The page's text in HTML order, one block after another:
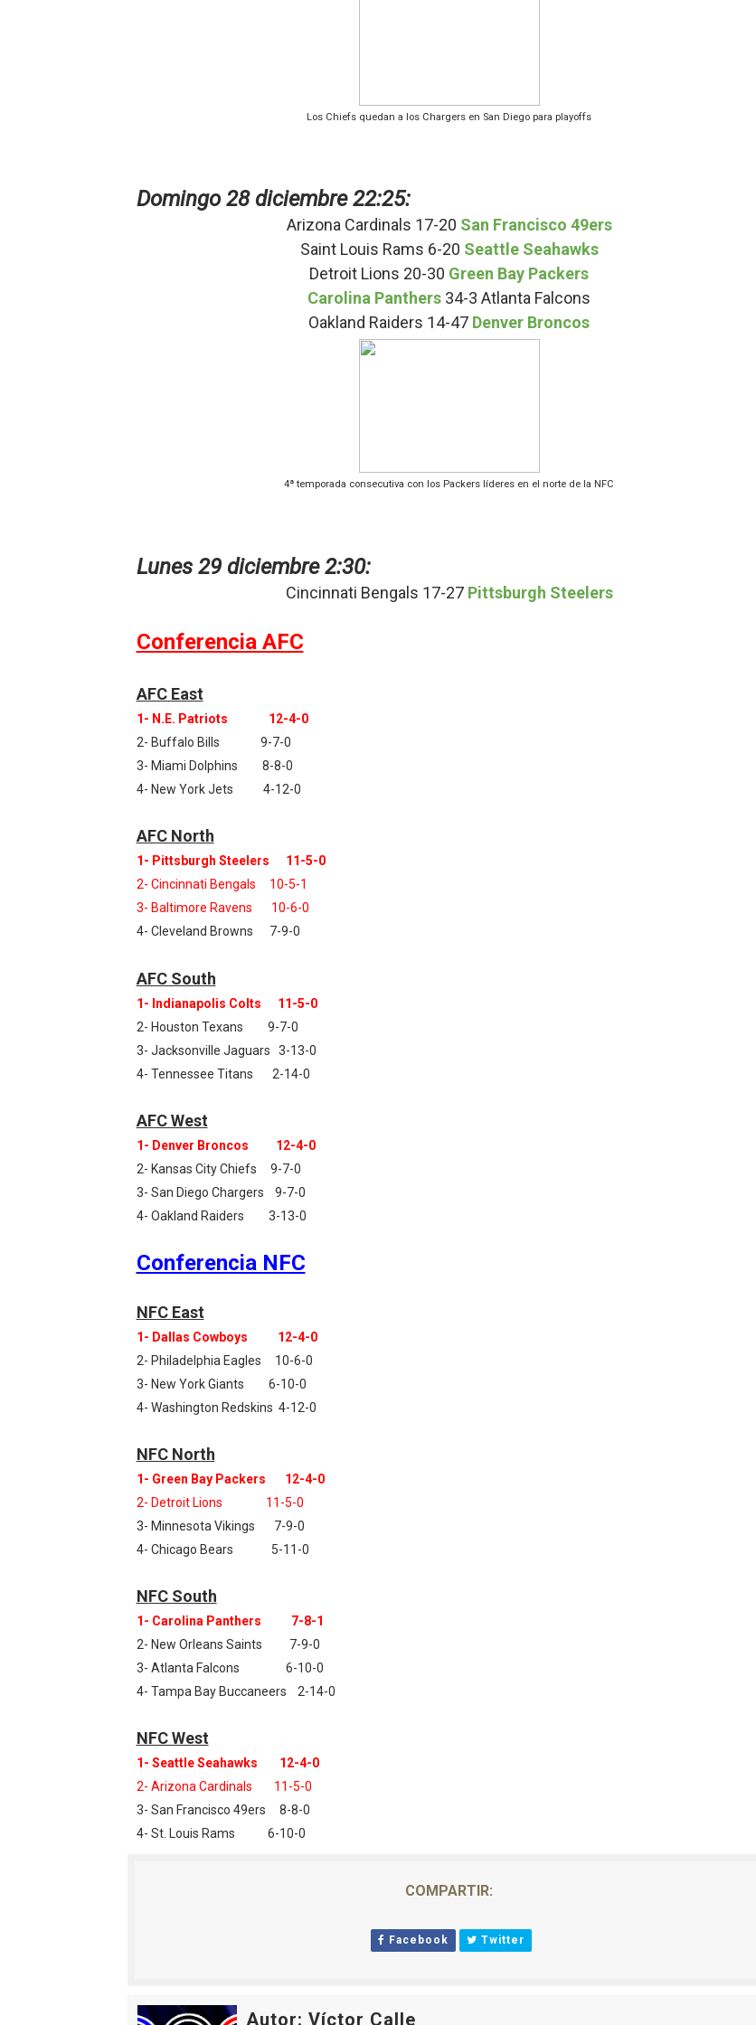
Los Chiefs quedan a los Chargers en San Diego para playoffs
Domingo 28 diciembre22:25:
Arizona Cardinals 17-20 San Francisco 49ers
Saint Louis Rams 6-20 Seattle Seahawks
Detroit Lions 20-30 Green Bay Packers
Carolina Panthers 34-3 Atlanta Falcons
Oakland Raiders 14-47 Denver Broncos
4ª temporada consecutiva con los Packers líderes en el norte de la NFC
Lunes 29 diciembre2:30:
Cincinnati Bengals 17-27 Pittsburgh Steelers
Conferencia AFC
AFC East
1- N.E. Patriots 12-4-0
2- Buffalo Bills 9-7-0
3- Miami Dolphins 8-8-0
4- New York Jets 4-12-0
AFC North
1- Pittsburgh Steelers 11-5-0
2- Cincinnati Bengals 10-5-1
3- Baltimore Ravens 10-6-0
4- Cleveland Browns 7-9-0
AFC South
1- Indianapolis Colts 11-5-0
2- Houston Texans 9-7-0
3- Jacksonville Jaguars 3-13-0
4- Tennessee Titans 2-14-0
AFC West
1- Denver Broncos 12-4-0
2- Kansas City Chiefs 9-7-0
3- San Diego Chargers 9-7-0
4- Oakland Raiders 3-13-0
Conferencia NFC
NFC East
1- Dallas Cowboys 12-4-0
2- Philadelphia Eagles 10-6-0
3- New York Giants 6-10-0
4- Washington Redskins 4-12-0
NFC North
1- Green Bay Packers 12-4-0
2- Detroit Lions 11-5-0
3- Minnesota Vikings 7-9-0
4- Chicago Bears 5-11-0
NFC South
1- Carolina Panthers 7-8-1
2- New Orleans Saints 7-9-0
3- Atlanta Falcons 6-10-0
4- Tampa Bay Buccaneers 2-14-0
NFC West
1- Seattle Seahawks 12-4-0
2- Arizona Cardinals 11-5-0
3- San Francisco 49ers 8-8-0
4- St. Louis Rams 6-10-0
COMPARTIR:
Facebook Twitter
Autor: Víctor Calle